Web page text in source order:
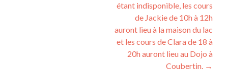
étant indisponible, les cours
de Jackie de 10h à 12h
auront lieu à la maison du lac
et les cours de Clara de 18 à
20h auront lieu au Dojo à
Coubertin. →